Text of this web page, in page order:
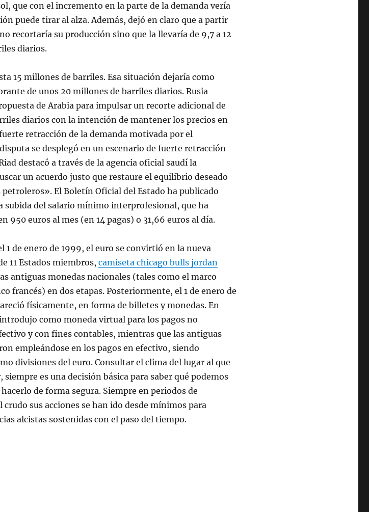
que con el incremento en la parte de la demanda vería
puede tirar al alza. Además, dejó en claro que a partir
recortaría su producción sino que la llevaría de 9,7 a 12
diarios.
15 millones de barriles. Esa situación dejaría como
de unos 20 millones de barriles diarios. Rusia
de Arabia para impulsar un recorte adicional de
diarios con la intención de mantener los precios en
retracción de la demanda motivada por el
se desplegó en un escenario de fuerte retracción
destacó a través de la agencia oficial saudí la
un acuerdo justo que restaure el equilibrio deseado
petroleros». El Boletín Oficial del Estado ha publicado
subida del salario mínimo interprofesional, que ha
950 euros al mes (en 14 pagas) o 31,66 euros al día.
1 de enero de 1999, el euro se convirtió en la nueva
11 Estados miembros,camiseta chicago bulls jordan
antiguas monedas nacionales (tales como el marco
francés) en dos etapas. Posteriormente, el 1 de enero de
físicamente, en forma de billetes y monedas. En
como moneda virtual para los pagos no
y con fines contables, mientras que las antiguas
empleándose en los pagos en efectivo, siendo
divisiones del euro. Consultar el clima del lugar al que
siempre es una decisión básica para saber qué podemos
de forma segura. Siempre en periodos de
crudo sus acciones se han ido desde mínimos para
alcistas sostenidas con el paso del tiempo.